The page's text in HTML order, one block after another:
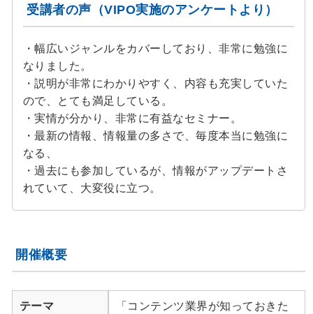
受講者の声（VIPO実施のアンケートより）
・幅広いジャンルをカバーしており、非常に勉強に
なりました。
・説明が非常にわかりやすく、内容も充実していた
ので、とても満足している。
・実情が分かり、非常に有益なセミナー。
・最新の情報、情報量の多さで、毎度本当に勉強に
なる、
・過去にも参加しているが、情報がアップデートさ
れていて、大変役に立つ。
開催概要
テーマ
「コンテンツ業界が知っておきた